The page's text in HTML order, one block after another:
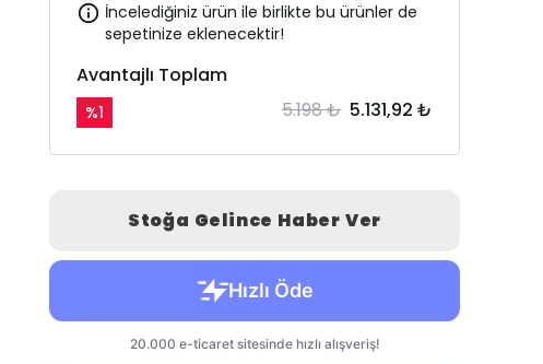
İncelediğiniz ürün ile birlikte bu ürünler de
sepetinize eklenecektir!
Avantajlı Toplam
%1 5.198 ₺ 5.131,92 ₺
Stoğa Gelince Haber Ver